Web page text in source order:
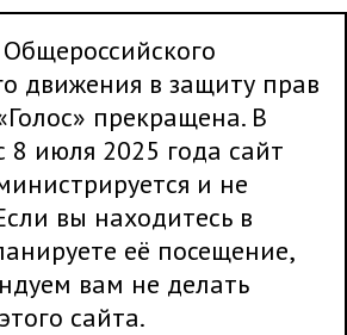
движения в защиту прав
прекращена. В
8 июля 2025 года сайт
и не
вы находитесь в
её посещение,
вам не делать
сайта.